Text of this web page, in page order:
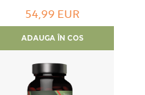
54,99 EUR
ADAUGA ÎN COS